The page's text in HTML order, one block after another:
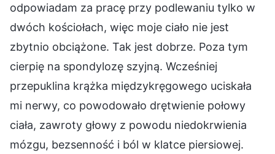
odpowiadam za pracę przy podlewaniu tylko w
dwóch kościołach, więc moje ciało nie jest
zbytnio obciążone. Tak jest dobrze. Poza tym
cierpię na spondylozę szyjną. Wcześniej
przepuklina krążka międzykręgowego uciskała
mi nerwy, co powodowało drętwienie połowy
ciała, zawroty głowy z powodu niedokrwienia
mózgu, bezsenność i ból w klatce piersiowej.